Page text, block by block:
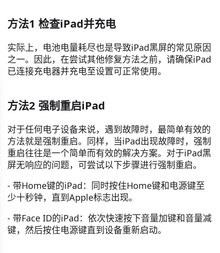
方法1 检查iPad并充电
实际上，电池电量耗尽也是导致iPad黑屏的常见原因
之一。因此，在尝试其他修复方法之前，请确保iPad
已连接充电器并充电至设置可正常使用。
方法2 强制重启iPad
对于任何电子设备来说，遇到故障时，最简单有效的
方法就是强制重启。同样，当iPad出现故障时，强制
重启往往是一个简单而有效的解决方案。对于iPad黑
屏无响应的问题，可尝试以下步骤进行强制重启。
- 带Home键的iPad：同时按住Home键和电源键至
少十秒钟，直到Apple标志出现。
- 带Face ID的iPad：依次快速按下音量加键和音量减
键，然后按住电源键直到设备重新启动。